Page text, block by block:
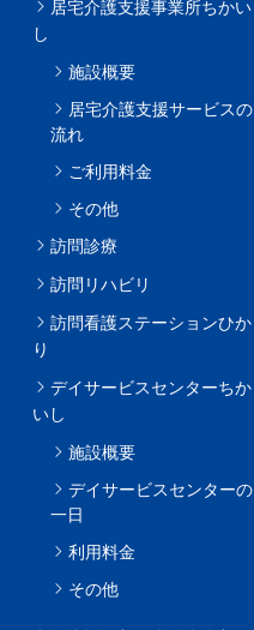
居宅介護支援事業所ちかい
し
施設概要
居宅介護支援サービスの
流れ
ご利用料金
その他
訪問診療
訪問リハビリ
訪問看護ステーションひか
り
デイサービスセンターちか
いし
施設概要
デイサービスセンターの
一日
利用料金
その他